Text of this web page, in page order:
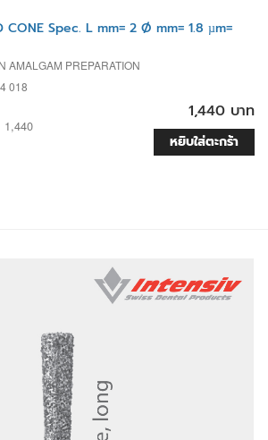
CONE Spec. L mm= 2 Ø mm= 1.8 µm=
AMALGAM PREPARATION
018
1,440
1,440 บาท
หยิบใส่ตะกร้า